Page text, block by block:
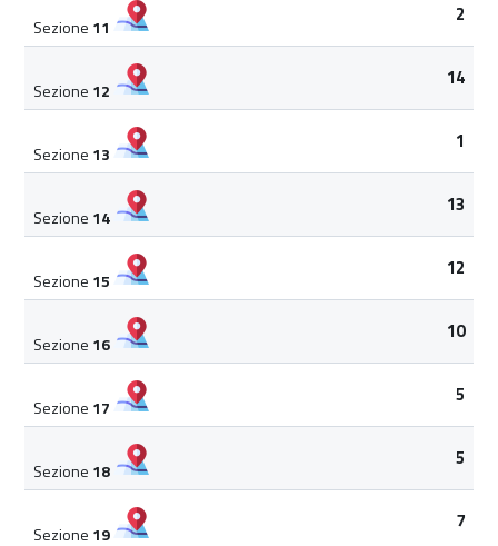
Sezione 11
2
Sezione 12
14
Sezione 13
1
Sezione 14
13
Sezione 15
12
Sezione 16
10
Sezione 17
5
Sezione 18
5
Sezione 19
7